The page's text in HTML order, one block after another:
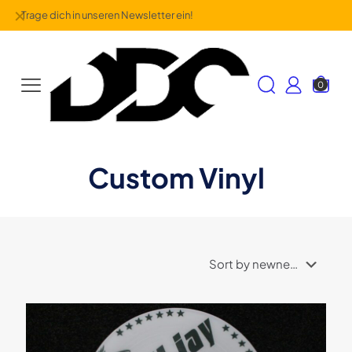
Trage dich in unseren Newsletter ein!
✕
0
Custom Vinyl